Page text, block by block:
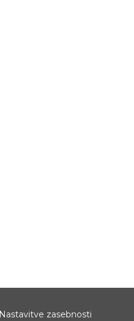
Nastavitve zasebnosti